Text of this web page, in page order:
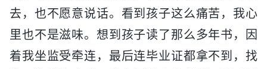
去，也不愿意说话。看到孩子这么痛苦，我心
里也不是滋味。想到孩子读了那么多年书，因
着我坐监受牵连，最后连毕业证都拿不到，找